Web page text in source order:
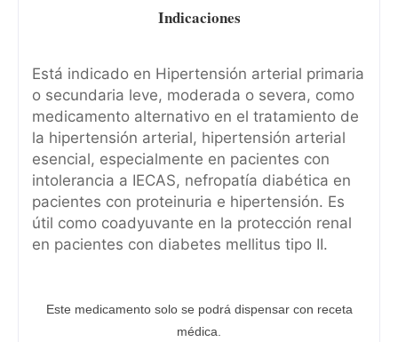
Indicaciones
Está indicado en Hipertensión arterial primaria
o secundaria leve, moderada o severa, como
medicamento alternativo en el tratamiento de
la hipertensión arterial, hipertensión arterial
esencial, especialmente en pacientes con
intolerancia a IECAS, nefropatía diabética en
pacientes con proteinuria e hipertensión. Es
útil como coadyuvante en la protección renal
en pacientes con diabetes mellitus tipo II.
Este medicamento solo se podrá dispensar con receta
médica.